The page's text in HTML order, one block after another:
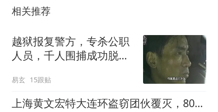
相关推荐
越狱报复警方，专杀公职
人员，千人围捕成功脱
易玄 15跟贴
上海黄文宏特大连环盗窃团伙覆灭，80年代上海滩的头号系列盗案